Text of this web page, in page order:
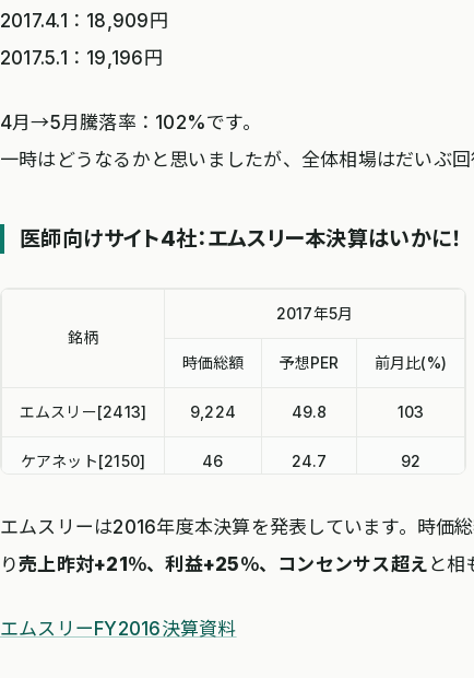
2017.4.1：18,909円
2017.5.1：19,196円
4月→5月騰落率：102%です。
一時はどうなるかと思いましたが、全体相場はだいぶ回
医師向けサイト4社：エムスリー本決算はいかに！
銘柄
2017年5月
時価総額 予想PER 前月比(%)
エムスリー[2413] 9,224 49.8 103
ケアネット[2150] 46 24.7 92
MRT[6034] 70 69.8 92
エムスリーは2016年度本決算を発表しています。時価
り売上昨対+21％、利益+25％、コンセンサス超え と相
エムスリーFY2016決算資料